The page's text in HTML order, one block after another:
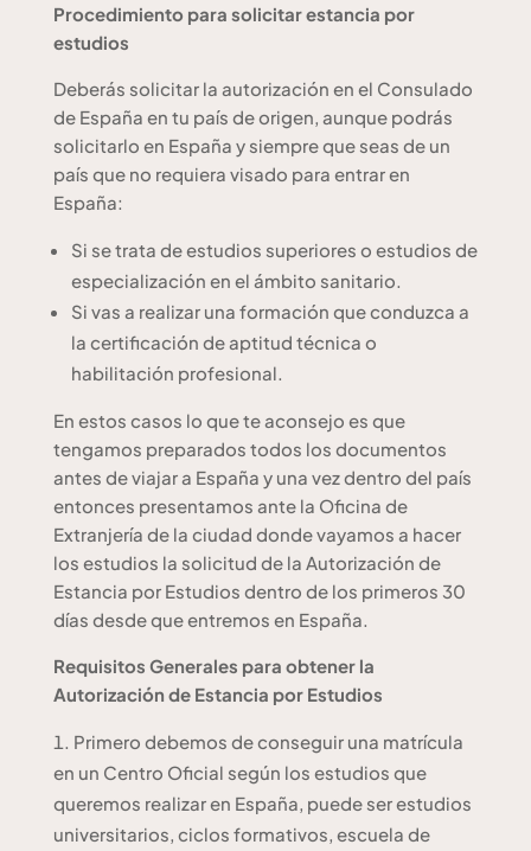
Procedimiento para solicitar estancia por
estudios
Deberás solicitar la autorización en el Consulado
de España en tu país de origen, aunque podrás
solicitarlo en España y siempre que seas de un
país que no requiera visado para entrar en
España:
Si se trata de estudios superiores o estudios de
especialización en el ámbito sanitario.
Si vas a realizar una formación que conduzca a
la certificación de aptitud técnica o
habilitación profesional.
En estos casos lo que te aconsejo es que
tengamos preparados todos los documentos
antes de viajar a España y una vez dentro del país
entonces presentamos ante la Oficina de
Extranjería de la ciudad donde vayamos a hacer
los estudios la solicitud de la Autorización de
Estancia por Estudios dentro de los primeros 30
días desde que entremos en España.
Requisitos Generales para obtener la
Autorización de Estancia por Estudios
Primero debemos de conseguir una matrícula
en un Centro Oficial según los estudios que
queremos realizar en España, puede ser estudios
universitarios, ciclos formativos, escuela de